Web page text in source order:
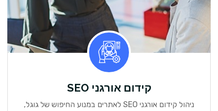
קידום אורגני SEO
ניהול קידום אורגני SEO לאתרים במנוע החיפוש של גוגל,